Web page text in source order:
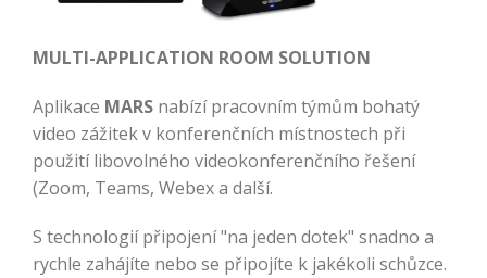
MULTI-APPLICATION ROOM SOLUTION
Aplikace MARS nabízí pracovním týmům bohatý
video zážitek v konferenčních místnostech při
použití libovolného videokonferenčního řešení
(Zoom, Teams, Webex a další.
S technologií připojení "na jeden dotek" snadno a
rychle zahájíte nebo se připojíte k jakékoli schůzce.